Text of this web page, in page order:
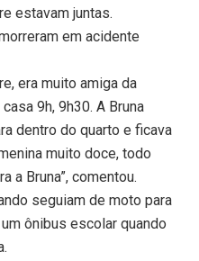
estavam juntas.
em acidente
era muito amiga da
9h, 9h30. A Bruna
dentro do quarto e ficava
muito doce, todo
a Bruna”, comentou.
seguiam de moto para
ônibus escolar quando